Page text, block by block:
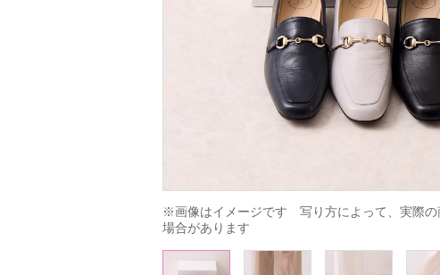
※画像はイメージです　写り方によって、実際の
場合があります